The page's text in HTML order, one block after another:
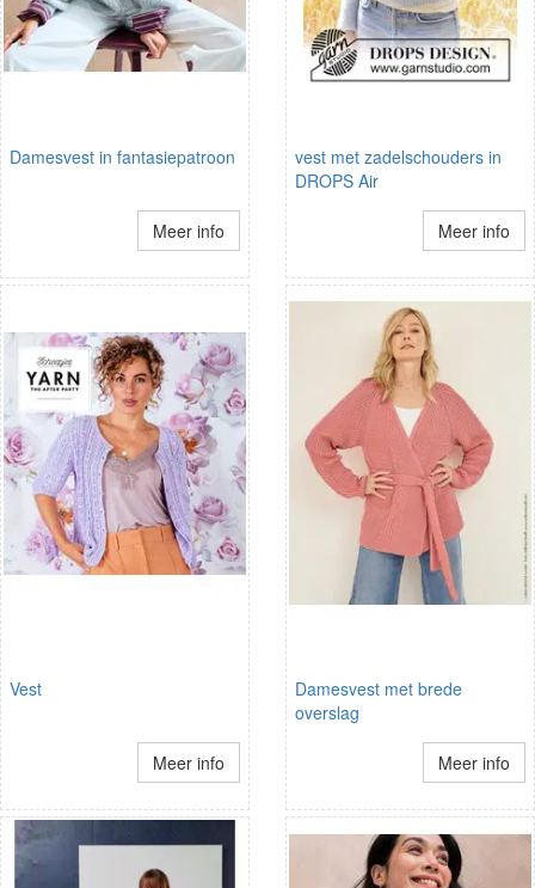
Damesvest in fantasiepatroon
Meer info
vest met zadelschouders in
DROPS Air
Meer info
Vest
Meer info
Damesvest met brede
overslag
Meer info